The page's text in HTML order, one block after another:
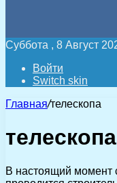
Суббота , 8 Август
Войти
Switch skin
Главная/телескопа
телескопа
В настоящий момент